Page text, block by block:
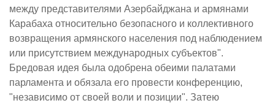
между представителями Азербайджана и армянами
Карабаха относительно безопасного и коллективного
возвращения армянского населения под наблюдением
или присутствием международных субъектов".
Бредовая идея была одобрена обеими палатами
парламента и обязала его провести конференцию,
"независимо от своей воли и позиции". Затею